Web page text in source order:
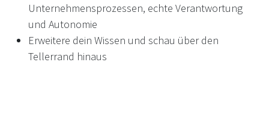
Unternehmensprozessen, echte Verantwortung
und Autonomie
Erweitere dein Wissen und schau über den
Tellerrand hinaus